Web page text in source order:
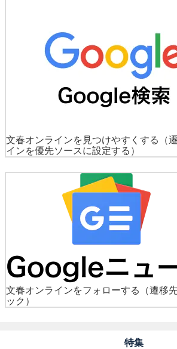
文春オンラインを見つけやすくする
（
インを優先ソースに設定する）
文春オンラインをフォローする
（遷移
ック）
特集